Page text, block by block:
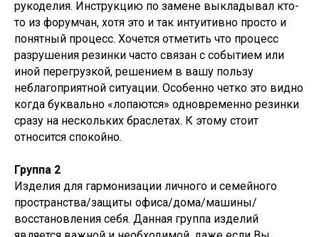
рукоделия. Инструкцию по замене выкладывал кто-
то из форумчан, хотя это и так интуитивно просто и
понятный процесс. Хочется отметить что процесс
разрушения резинки часто связан с событием или
иной перегрузкой, решением в вашу пользу
неблагоприятной ситуации. Особенно четко это видно
когда буквально «лопаются» одновременно резинки
сразу на нескольких браслетах. К этому стоит
относится спокойно.
Группа 2
Изделия для гармонизации личного и семейного
пространства/защиты офиса/дома/машины/
восстановления себя. Данная группа изделий